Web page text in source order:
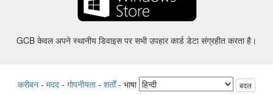
GCB केवल अपने स्थानीय डिवाइस पर सभी उपहार कार्ड डेटा संग्रहीत करता है।
करीबन - मदद - गोपनीयता- शर्तों- भाषा बदल